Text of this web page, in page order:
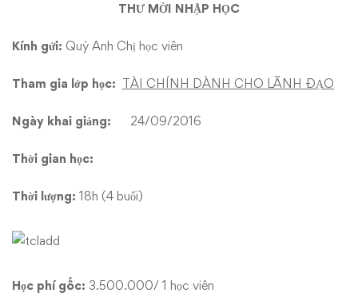
Đạo”
THƯ MỜI NHẬP HỌC
Kính gửi: Quý Anh Chị học viên
Tham gia lớp học: TÀI CHÍNH DÀNH CHO LÃNH ĐẠO
Ngày khai giảng: 24/09/2016
Thời gian học:
Thời lượng: 18h (4 buổi)
Học phí gốc: 3.500.000/ 1 học viên